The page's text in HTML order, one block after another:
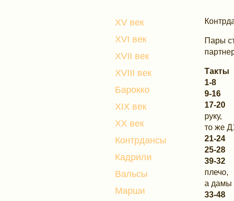
XV век
XVI век
XVII век
XVIII век
Барокко
XIX век
XX век
Контрдансы
Кадрили
Вальсы
Марши
Пары
1-8
9-16
17-20
руку,
то же
21-24
25-28
39-32
плечо,
а дамы
33-48